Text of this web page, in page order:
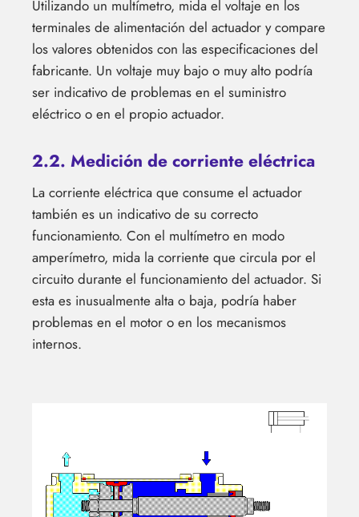
Utilizando un multímetro, mida el voltaje en los
terminales de alimentación del actuador y compare
los valores obtenidos con las especificaciones del
fabricante. Un voltaje muy bajo o muy alto podría
ser indicativo de problemas en el suministro
eléctrico o en el propio actuador.
2.2. Medición de corriente eléctrica
La corriente eléctrica que consume el actuador
también es un indicativo de su correcto
funcionamiento. Con el multímetro en modo
amperímetro, mida la corriente que circula por el
circuito durante el funcionamiento del actuador. Si
esta es inusualmente alta o baja, podría haber
problemas en el motor o en los mecanismos
internos.